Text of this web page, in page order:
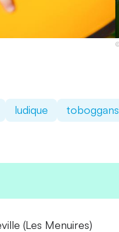
ludique toboggans
(Les Menuires)